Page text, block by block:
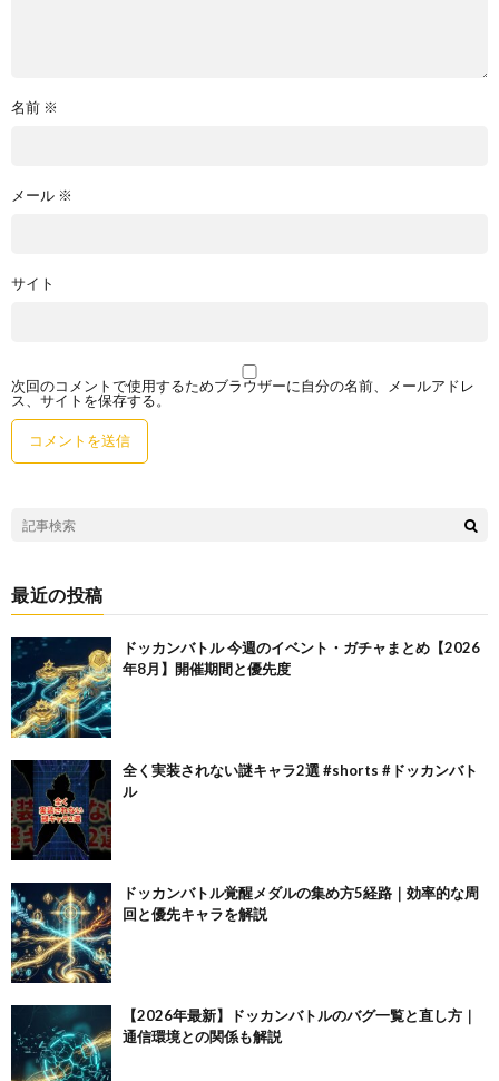
名前 ※
メール ※
サイト
次回のコメントで使用するためブラウザーに自分の名前、メールアドレ
ス、サイトを保存する。
最近の投稿
ドッカンバトル 今週のイベント・ガチャまとめ【2026
年8月】開催期間と優先度
全く実装されない謎キャラ2選 #shorts #ドッカンバト
ル
ドッカンバトル覚醒メダルの集め方5経路｜効率的な周
回と優先キャラを解説
【2026年最新】ドッカンバトルのバグ一覧と直し方｜
通信環境との関係も解説